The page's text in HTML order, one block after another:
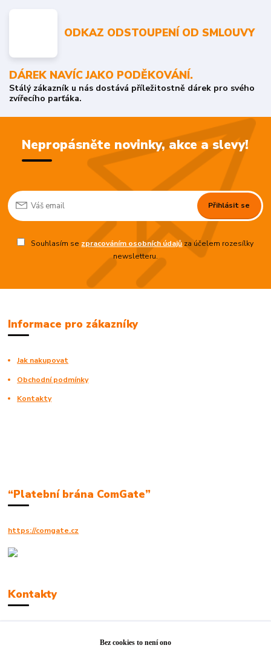
ODKAZ ODSTOUPENÍ OD SMLOUVY
DÁREK NAVÍC JAKO PODĚKOVÁNÍ.
Stálý zákazník u nás dostává příležitostně dárek pro svého
zvířecího parťáka.
Nepropásněte novinky, akce a slevy!
Přihlásit se
Souhlasím se zpracováním osobních údajůza účelem rozesílky
newsletteru.
Informace pro zákazníky
Jak nakupovat
Obchodní podmínky
Kontakty
“Platební brána ComGate”
https://comgate.cz
Kontakty
Bez cookies to není ono